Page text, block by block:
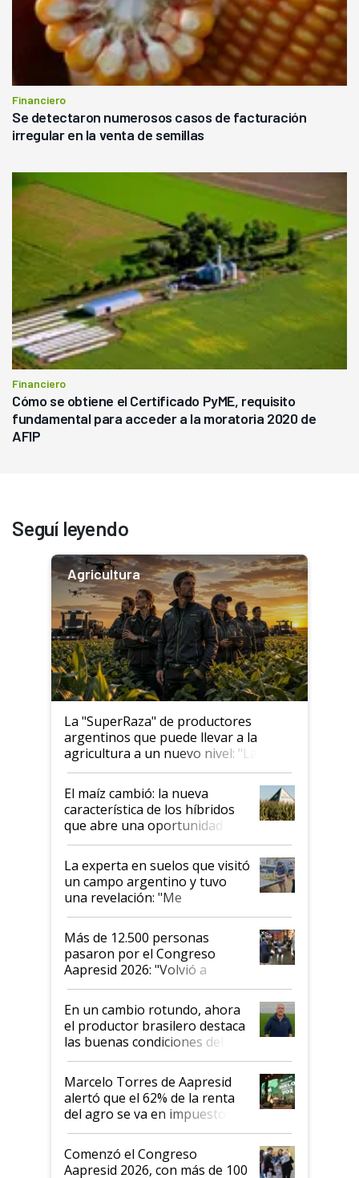
Financiero
Se detectaron numerosos casos de facturación
irregular en la venta de semillas
Financiero
Cómo se obtiene el Certificado PyME, requisito
fundamental para acceder a la moratoria 2020 de
AFIP
Seguí leyendo
Agricultura
La "SuperRaza" de productores
argentinos que puede llevar a la
agricultura a un nuevo nivel: "Las
posibilidades de crecimiento son
infinitas"
El maíz cambió: la nueva
característica de los híbridos
que abre una oportunidad en
el lote
La experta en suelos que visitó
un campo argentino y tuvo
una revelación: "Me
impresionó mucho"
Más de 12.500 personas
pasaron por el Congreso
Aapresid 2026: "Volvió a
demostrar que hablar del
suelo es hablar de todo el
sistema productivo"
En un cambio rotundo, ahora
el productor brasilero destaca
las buenas condiciones del
agro argentino para invertir:
"Los veo más motivados"
Marcelo Torres de Aapresid
alertó que el 62% de la renta
del agro se va en impuestos:
"No es bueno que en
Argentina se sigan discutiendo
las mismas cosas de hace 50
Comenzó el Congreso
Aapresid 2026, con más de 100